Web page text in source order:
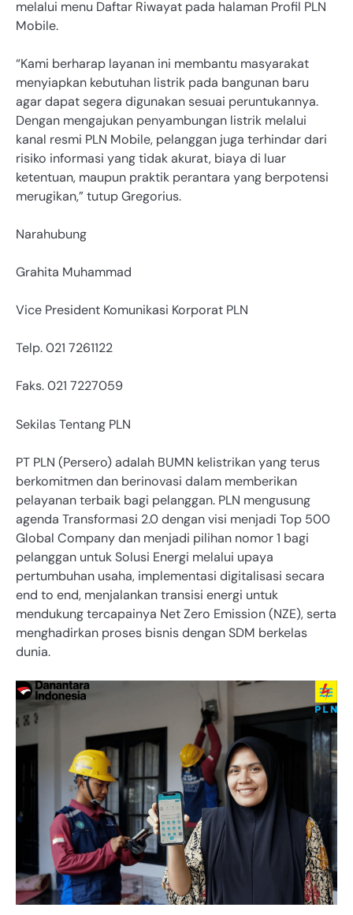
melalui menu Daftar Riwayat pada halaman Profil PLN
Mobile.
“Kami berharap layanan ini membantu masyarakat
menyiapkan kebutuhan listrik pada bangunan baru
agar dapat segera digunakan sesuai peruntukannya.
Dengan mengajukan penyambungan listrik melalui
kanal resmi PLN Mobile, pelanggan juga terhindar dari
risiko informasi yang tidak akurat, biaya di luar
ketentuan, maupun praktik perantara yang berpotensi
merugikan,” tutup Gregorius.
Narahubung
Grahita Muhammad
Vice President Komunikasi Korporat PLN
Telp. 021 7261122
Faks. 021 7227059
Sekilas Tentang PLN
PT PLN (Persero) adalah BUMN kelistrikan yang terus
berkomitmen dan berinovasi dalam memberikan
pelayanan terbaik bagi pelanggan. PLN mengusung
agenda Transformasi 2.0 dengan visi menjadi Top 500
Global Company dan menjadi pilihan nomor 1 bagi
pelanggan untuk Solusi Energi melalui upaya
pertumbuhan usaha, implementasi digitalisasi secara
end to end, menjalankan transisi energi untuk
mendukung tercapainya Net Zero Emission (NZE), serta
menghadirkan proses bisnis dengan SDM berkelas
dunia.